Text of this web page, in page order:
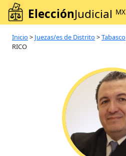
ElecciónJudicial MX
Inicio > Juezas/es de Distrito >Tabasco
RICO